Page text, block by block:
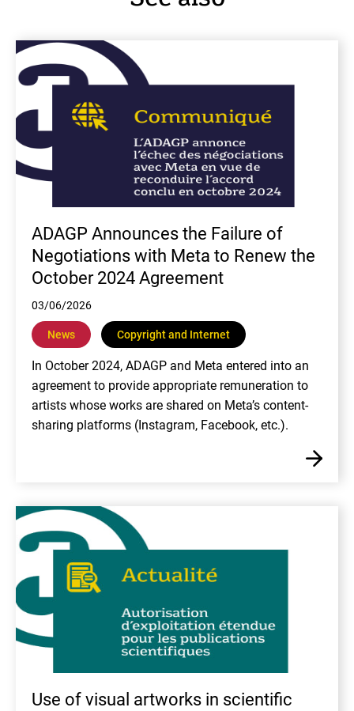
ADAGP Announces the Failure of
Negotiations with Meta to Renew the
October 2024 Agreement
03/06/2026
News Copyright and Internet
In October 2024, ADAGP and Meta entered into an
agreement to provide appropriate remuneration to
artists whose works are shared on Meta’s content-
sharing platforms (Instagram, Facebook, etc.).
Use of visual artworks in scientific